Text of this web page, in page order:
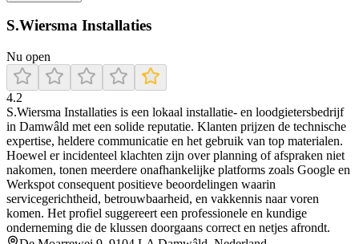
S.Wiersma Installaties
Nu open
4.2
S.Wiersma Installaties is een lokaal installatie- en loodgietersbedrijf
in Damwâld met een solide reputatie. Klanten prijzen de technische
expertise, heldere communicatie en het gebruik van top materialen.
Hoewel er incidenteel klachten zijn over planning of afspraken niet
nakomen, tonen meerdere onafhankelijke platforms zoals Google en
Werkspot consequent positieve beoordelingen waarin
servicegerichtheid, betrouwbaarheid, en vakkennis naar voren
komen. Het profiel suggereert een professionele en kundige
onderneming die de klussen doorgaans correct en netjes afrondt.